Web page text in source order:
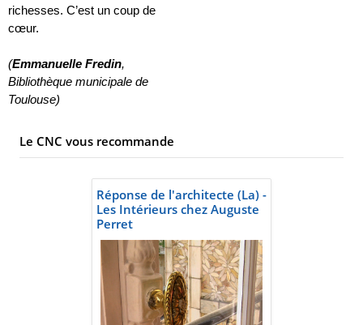
richesses. C’est un coup de
cœur.
(Emmanuelle Fredin,
Bibliothèque municipale de
Toulouse)
Le CNC vous recommande
Réponse de l'architecte (La) -
Les Intérieurs chez Auguste
Perret